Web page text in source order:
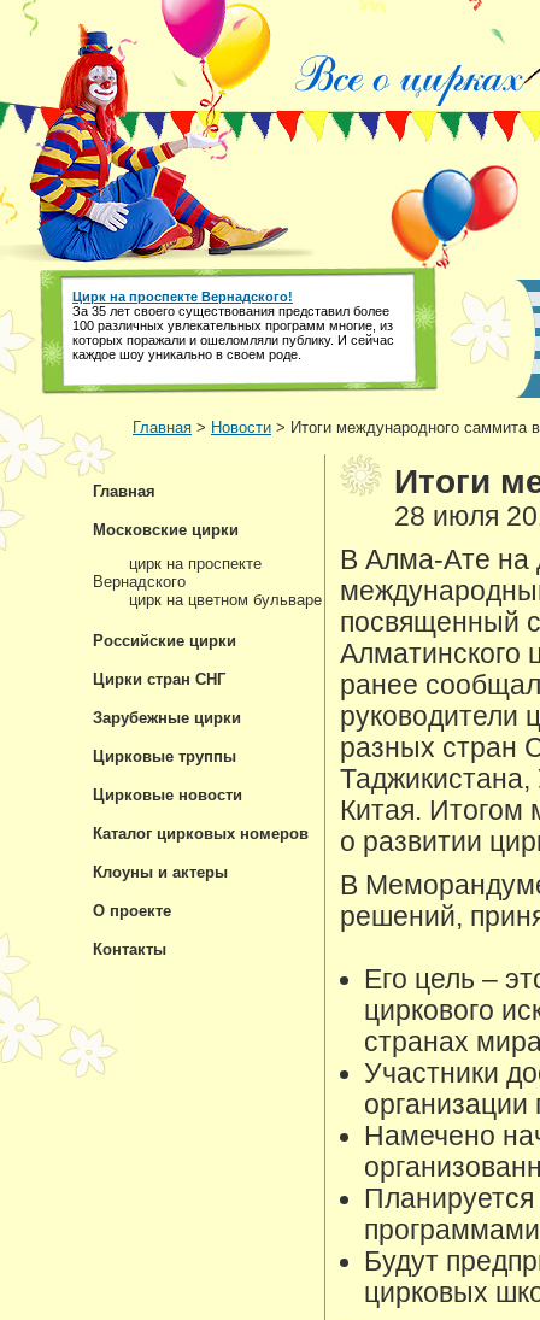
Цирк на проспекте Вернадского!
За 35 лет своего существования представил более
100 различных увлекательных программ многие, из
которых поражали и ошеломляли публику. И сейчас
каждое шоу уникально в своем роде.
Главная > Новости > Итоги международного саммита
Итоги
28 июля
В Алма-Ате на
посвященный
Алматинского
ранее
руководители
разных стран
Таджикистана,
Китая. Итогом
о развитии
В
решений,
Его цель –
циркового
странах
Участники
организации
Намечено
Будут
цирковых
Главная
Московские цирки
цирк на проспекте
Вернадского
цирк на цветном бульваре
Российские цирки
Цирки стран СНГ
Зарубежные цирки
Цирковые труппы
Цирковые новости
Каталог цирковых номеров
Клоуны и актеры
О проекте
Контакты